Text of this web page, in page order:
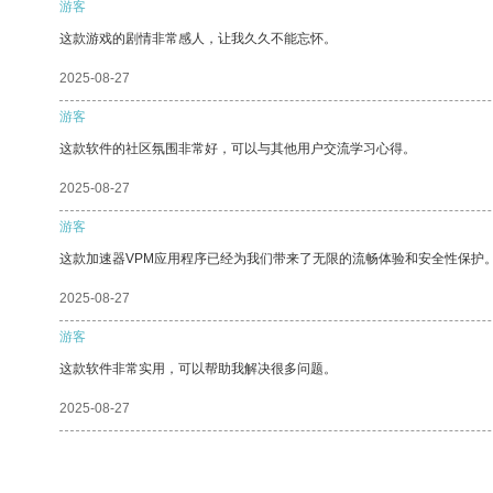
游客
这款游戏的剧情非常感人，让我久久不能忘怀。
2025-08-27
游客
这款软件的社区氛围非常好，可以与其他用户交流学习心得。
2025-08-27
游客
这款加速器VPM应用程序已经为我们带来了无限的流畅体验和安全性保护
2025-08-27
游客
这款软件非常实用，可以帮助我解决很多问题。
2025-08-27